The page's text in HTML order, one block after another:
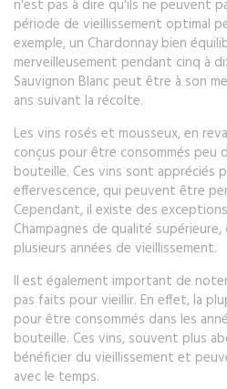
n'est pas à dire qu'ils ne peuvent
période de vieillissement optimal
exemple, un Chardonnay bien
merveilleusement pendant cinq à
Sauvignon Blanc peut être à son
ans suivant la récolte.
Les vins rosés et mousseux, en
conçus pour être consommés peu
bouteille. Ces vins sont appréciés
effervescence, qui peuvent être
Cependant, il existe des
Champagnes de qualité
plusieurs années de vieillissement.
Il est également important de
pas faits pour vieillir. En effet, la
pour être consommés dans les
bouteille. Ces vins, souvent plus
bénéficier du vieillissement et
avec le temps.